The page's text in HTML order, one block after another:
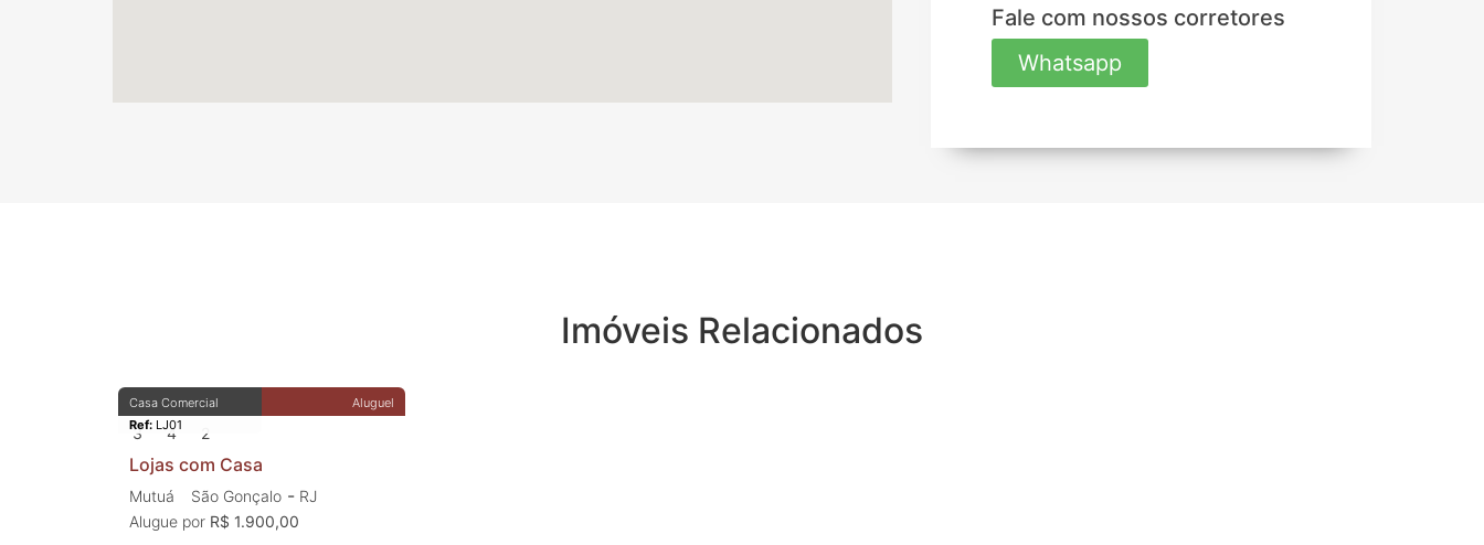
Fale com nossos corretores
Whatsapp
Imóveis Relacionados
Aluguel
Casa Comercial
Ref: LJ01
3 4 2
Lojas com Casa
Mutuá São Gonçalo - RJ
Alugue por R$ 1.900,00